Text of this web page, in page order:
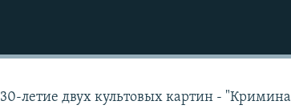
30-летие двух культовых картин -